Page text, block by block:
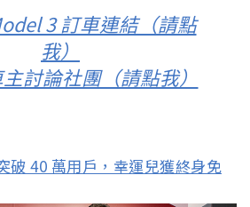
3 訂車連結（請點
我）
主討論社團（請點我）
40 萬用戶，幸運兒獲終身免